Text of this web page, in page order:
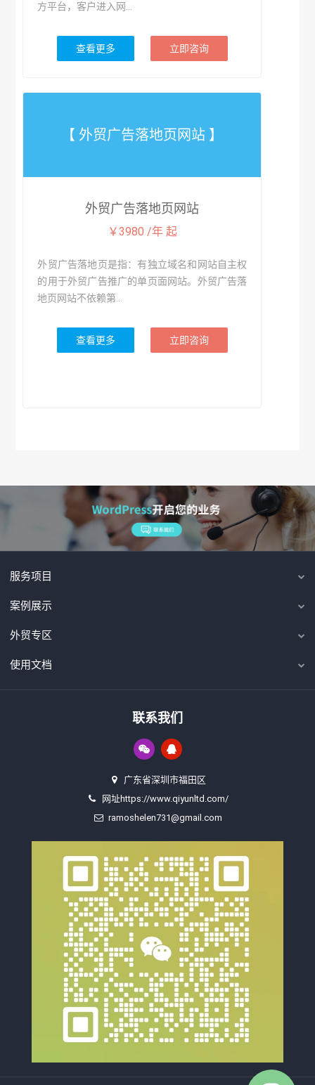
方平台，客户进入网...
查看更多 立即咨询
【 外贸广告落地页网站 】
外贸广告落地页网站
￥3980 /年 起
外贸广告落地页是指：有独立域名和网站自主权
的用于外贸广告推广的单页面网站。外贸广告落
地页网站不依赖第...
查看更多 立即咨询
服务项目
案例展示
外贸专区
使用文档
联系我们
广东省深圳市福田区
网址https://www.qiyunltd.com/
ramoshelen731@gmail.com